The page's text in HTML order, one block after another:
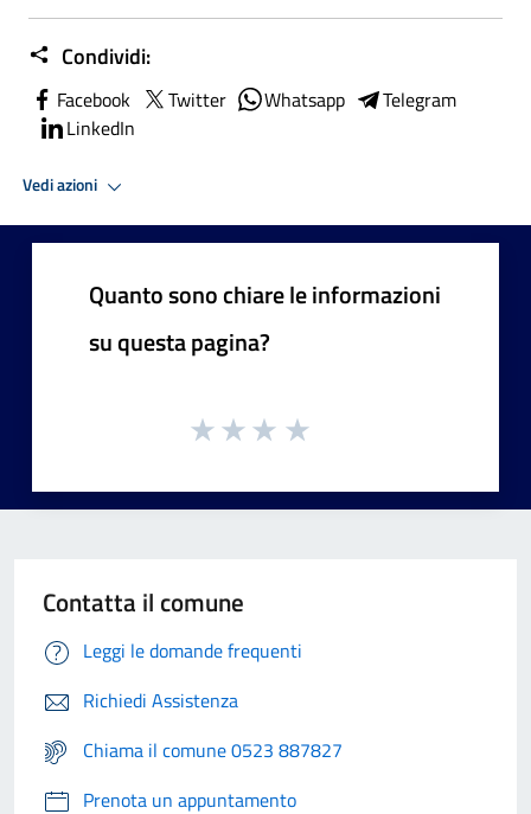
Condividi:
Facebook Twitter Whatsapp
Telegram
LinkedIn
Vedi azioni
Quanto sono chiare le informazioni
su questa pagina?
Contatta il comune
Leggi le domande frequenti
Richiedi Assistenza
Chiama il comune 0523 887827
Prenota un appuntamento